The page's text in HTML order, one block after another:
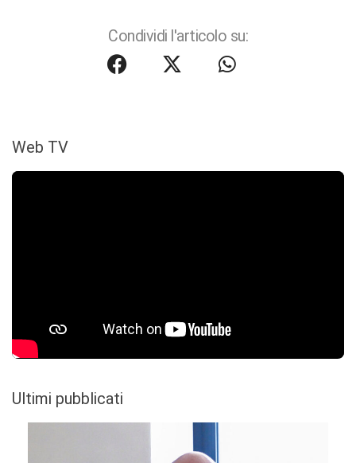
Condividi l'articolo su:
Web TV
Ultimi pubblicati